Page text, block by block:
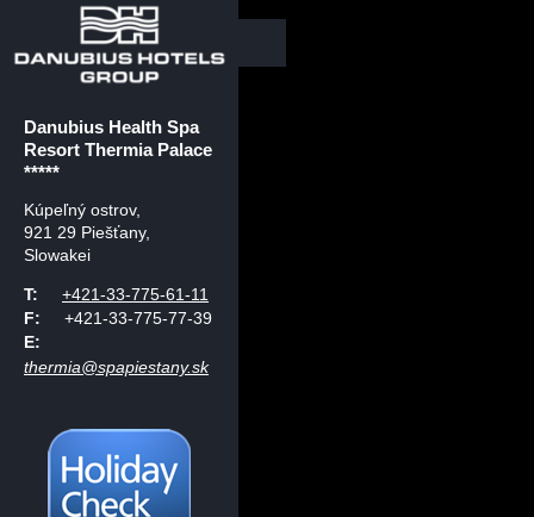
Danubius Health Spa
Resort Thermia Palace
*****
Kúpeľný ostrov,
921 29 Piešťany,
Slowakei
T:
+421-33-775-61-11
F: +421-33-775-77-39
E:
thermia@spapiestany.sk